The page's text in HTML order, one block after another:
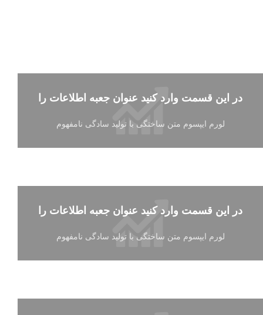
در این قسمت وارد کنید عنوان جعبه اطلاعات را
لورم ایپسوم متن ساختگی با تولید سادگی نامفهوم
در این قسمت وارد کنید عنوان جعبه اطلاعات را
لورم ایپسوم متن ساختگی با تولید سادگی نامفهوم